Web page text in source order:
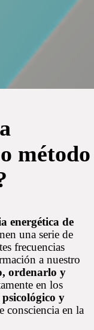
método
energética de
una serie de
frecuencias
a nuestro
ordenarlo y
en los
y
consciencia en la